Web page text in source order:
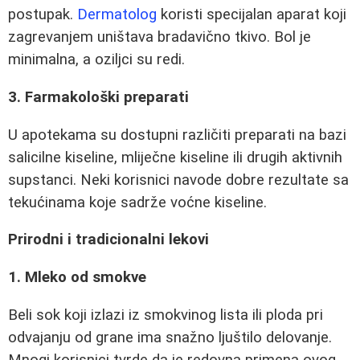
postupak. Dermatolog koristi specijalan aparat koji
zagrevanjem uništava bradavično tkivo. Bol je
minimalna, a oziljci su redi.
3. Farmakološki preparati
U apotekama su dostupni različiti preparati na bazi
salicilne kiseline, mliječne kiseline ili drugih aktivnih
supstanci. Neki korisnici navode dobre rezultate sa
tekućinama koje sadrže voćne kiseline.
Prirodni i tradicionalni lekovi
1. Mleko od smokve
Beli sok koji izlazi iz smokvinog lista ili ploda pri
odvajanju od grane ima snažno ljuštilo delovanje.